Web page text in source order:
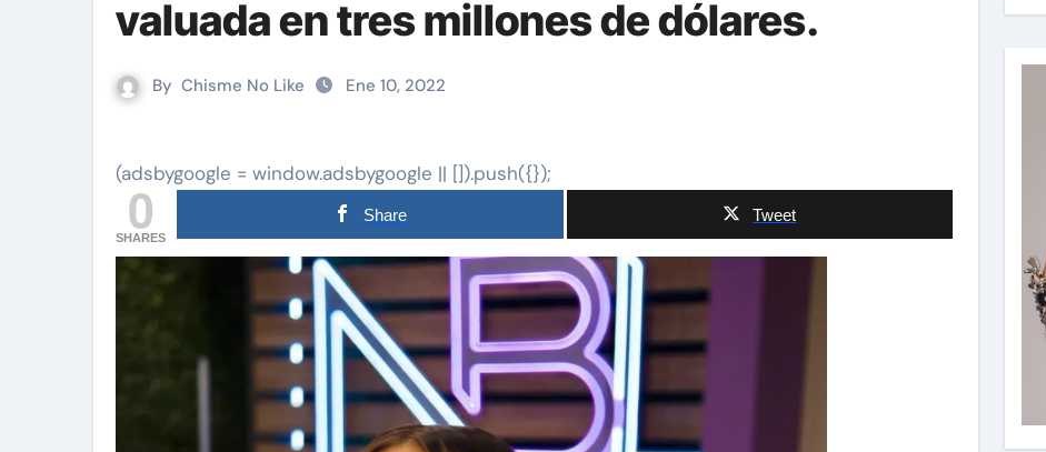
valuada en tres millones de dólares.
By Chisme No Like Ene 10, 2022
(adsbygoogle = window.adsbygoogle || []).push({});
0
SHARES
Share Tweet